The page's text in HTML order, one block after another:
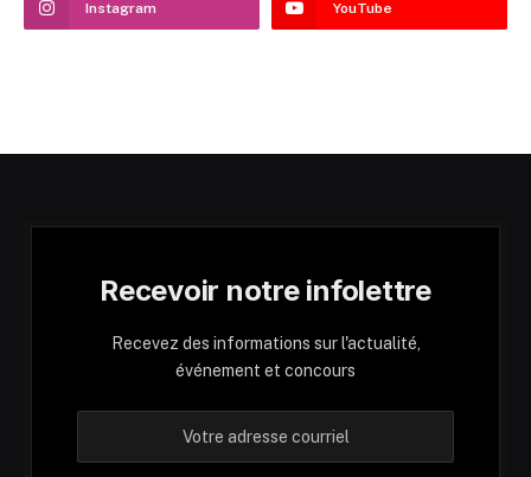
Instagram YouTube
Recevoir notre infolettre
Recevez des informations sur l'actualité,
événement et concours